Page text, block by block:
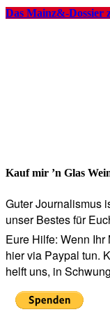
Das Mainz&-
Kauf mir ’n Glas
Guter Journalismus
unser Bestes für
Eure Hilfe: Wenn
hier via Paypal tun.
helft uns, in